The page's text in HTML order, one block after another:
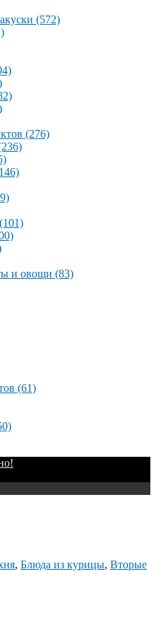
(572)
(276)
(101)
и овощи (83)
(61)
, Блюда из курицы, Вторые